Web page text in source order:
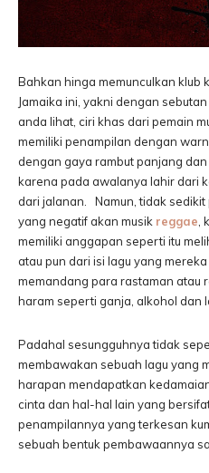
Bahkan hinga memunculkan klub
Jamaika ini, yakni dengan
anda lihat, ciri khas dari pemain
memiliki penampilan dengan
dengan gaya rambut panjang
karena pada awalanya lahir dari
dari jalanan. Namun, tidak
yang negatif akan musik reggae ,
memiliki anggapan seperti itu
atau pun dari isi lagu yang
memandang para rastaman atau
haram seperti ganja, alkohol dan
Padahal sesungguhnya tidak
membawakan sebuah lagu yang
harapan mendapatkan
cinta dan hal-hal lain yang
penampilannya yang terkesan
sebuah bentuk pembawaannya